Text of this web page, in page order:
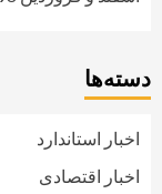
دسته‌ها
اخبار استاندارد
اخبار اقتصادی